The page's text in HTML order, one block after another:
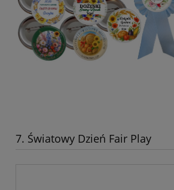
7. Światowy Dzień Fair Play